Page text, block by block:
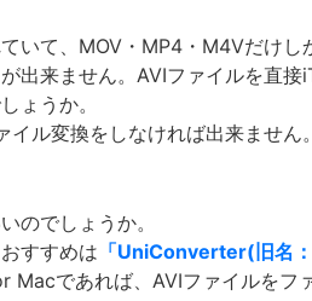
いて、MOV・MP4・M4Vだけ
出来ません。AVIファイルを直
ょうか。
ル変換をしなければ出来ませ
のでしょうか。
すすめは 「UniConverter(旧名
であれば、AVIファイルをフ